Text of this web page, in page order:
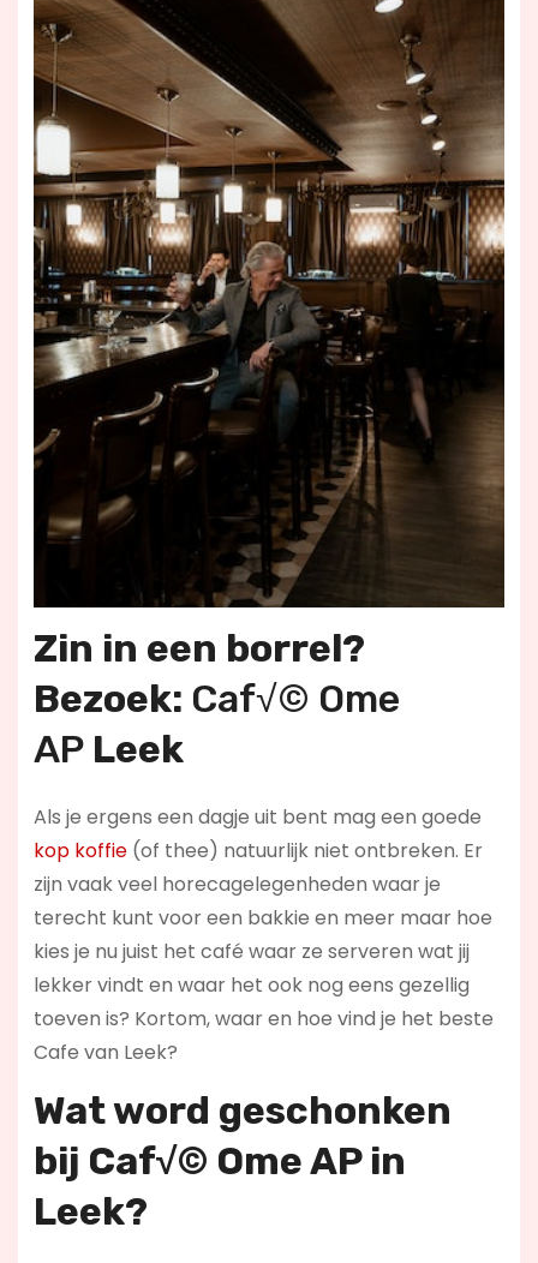
Zin in een borrel?
Bezoek: Caf√© Ome
APLeek
Als je ergens een dagje uit bent mag een goede
kop koffie(of thee) natuurlijk niet ontbreken. Er
zijn vaak veel horecagelegenheden waar je
terecht kunt voor een bakkie en meer maar hoe
kies je nu juist het café waar ze serveren wat jij
lekker vindt en waar het ook nog eens gezellig
toeven is? Kortom, waar en hoe vind je het beste
Cafe van Leek?
Wat word geschonken
bij Caf√© Ome AP in
Leek?